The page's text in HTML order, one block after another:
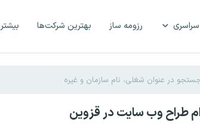
رزومه ساز بهترین شرکت‌ها بیشتر
طراح وب سایت در قزوین